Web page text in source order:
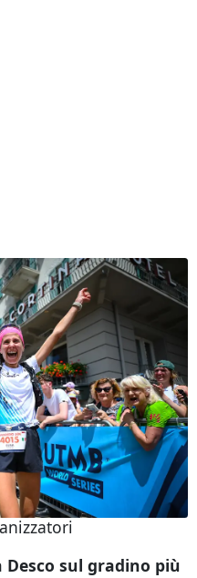
Desco sul gradino più